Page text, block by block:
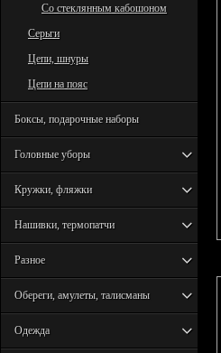
Со стеклянным кабошоном
Серьги
Цепи, шнуры
Цепи на пояс
Боксы, подарочные наборы
Головные уборы
Кружки, фляжки
Нашивки, термопатчи
Разное
Обереги, амулеты, талисманы
Одежда